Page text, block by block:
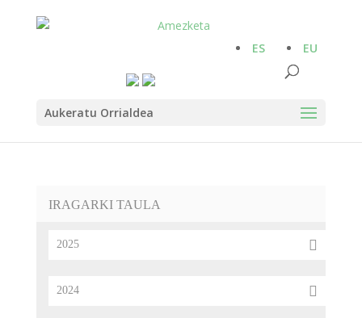
Aukeratu Orrialdea
ES EU
IRAGARKI TAULA
2025
2024